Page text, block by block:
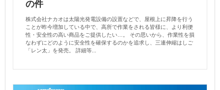
の件
株式会社ナカオは太陽光発電設備の設置などで、屋根上に昇降を行う
ことが昨今増加している中で、高所で作業をされる皆様に、より利便
性・安全性の高い商品をご提供したい…。 その思いから、作業性を損
なわずにどのように安全性を確保するのかを追求し、三連伸縮はしご
「レン太」を発売。 詳細等...